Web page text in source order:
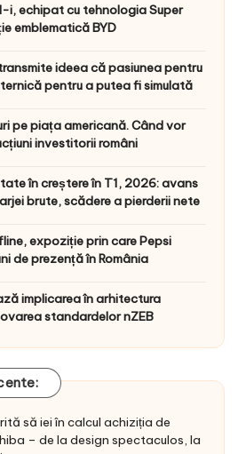
i, echipat cu tehnologia Super
emblematică BYD
ideea că pasiunea pentru
pentru a putea fi simulată
pe piața americană. Când vor
investitorii români
în creștere în T1, 2026: avans
brute, scădere a pierderii nete
expoziție prin care Pepsi
de prezență în România
implicarea în arhitectura
standardelor nZEB
să iei în calcul achiziția de
– de la design spectaculos, la